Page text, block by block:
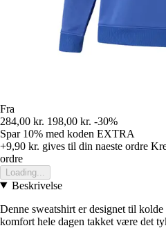
Fra
284,00 kr. 198,00 kr. -30%
Spar 10% med koden EXTRA
+9,90 kr. gives til din naeste ordre
ordre
Loading...
Beskrivelse
Denne sweatshirt er designet til
komfort hele dagen takket være det